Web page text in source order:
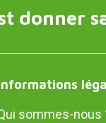
donner
sommes-nous